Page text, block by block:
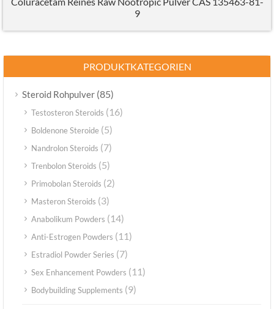
9
PRODUKTKATEGORIEN
Steroid Rohpulver (85)
Testosteron Steroids (16)
Boldenone Steroide (5)
Nandrolon Steroids (7)
Trenbolon Steroids (5)
Primobolan Steroids (2)
Masteron Steroids (3)
Anabolikum Powders (14)
Anti-Estrogen Powders (11)
Estradiol Powder Series (7)
Sex Enhancement Powders (11)
Bodybuilding Supplements (9)